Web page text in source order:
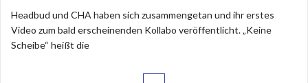
Headbud und CHA haben sich zusammengetan und ihr erstes
Video zum bald erscheinenden Kollabo veröffentlicht. „Keine
Scheibe“ heißt die